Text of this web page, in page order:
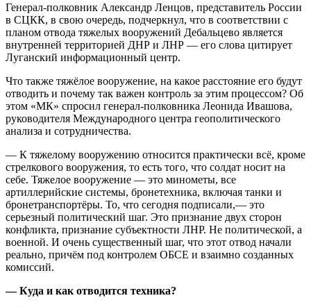
Генерал-полковник Александр Ленцов, представитель России
в СЦКК, в свою очередь, подчеркнул, что в соответствии с
планом отвода тяжелых вооружений Дебальцево является
внутренней территорией ДНР и ЛНР — его слова цитирует
Луганский информационный центр.
Что также тяжёлое вооружение, на какое расстояние его будут
отводить и почему так важен контроль за этим процессом? Об
этом «МК» спросил генерал-полковника Леонида Ивашова,
руководителя Международного центра геополитического
анализа и сотрудничества.
— К тяжелому вооружению относится практически всё, кроме
стрелкового вооружения, то есть того, что солдат носит на
себе. Тяжелое вооружение — это минометы, все
артиллерийские системы, бронетехника, включая танки и
бронетранспортёры. То, что сегодня подписали,— это
серьезный политический шаг. Это признание двух сторон
конфликта, признание субъектности ЛНР. Не политической, а
военной. И очень существенный шаг, что этот отвод начали
реально, причём под контролем ОБСЕ и взаимно созданных
комиссий.
— Куда и как отводится техника?